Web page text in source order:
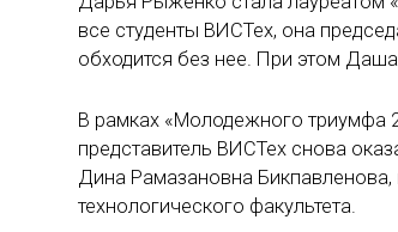
все студенты ВИСТех, она
обходится без нее. При этом
В рамках «Молодежного триумфа
представитель ВИСТех снова
Дина Рамазановна Бикпавленова,
технологического факультета.